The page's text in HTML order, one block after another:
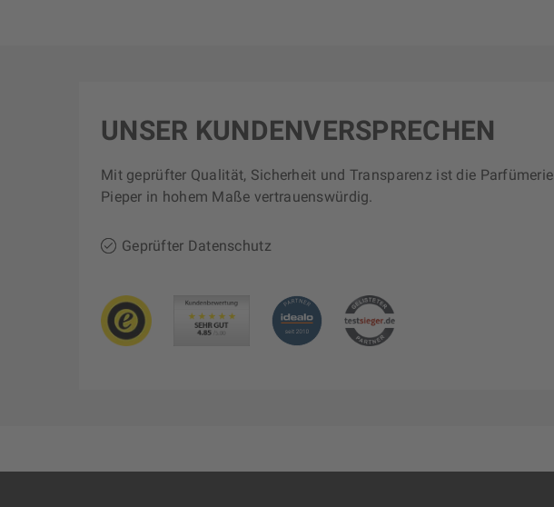
UNSER KUNDENVERSPRECHEN
Mit geprüfter Qualität, Sicherheit und Transparenz ist die Parfümerie
Pieper in hohem Maße vertrauenswürdig.
Geprüfter Datenschutz